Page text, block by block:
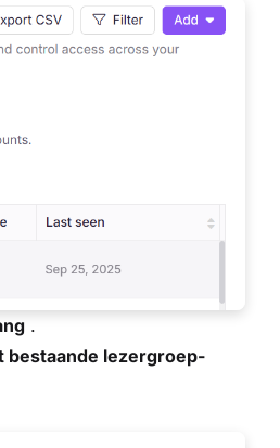
.
bestaande lezergroep-